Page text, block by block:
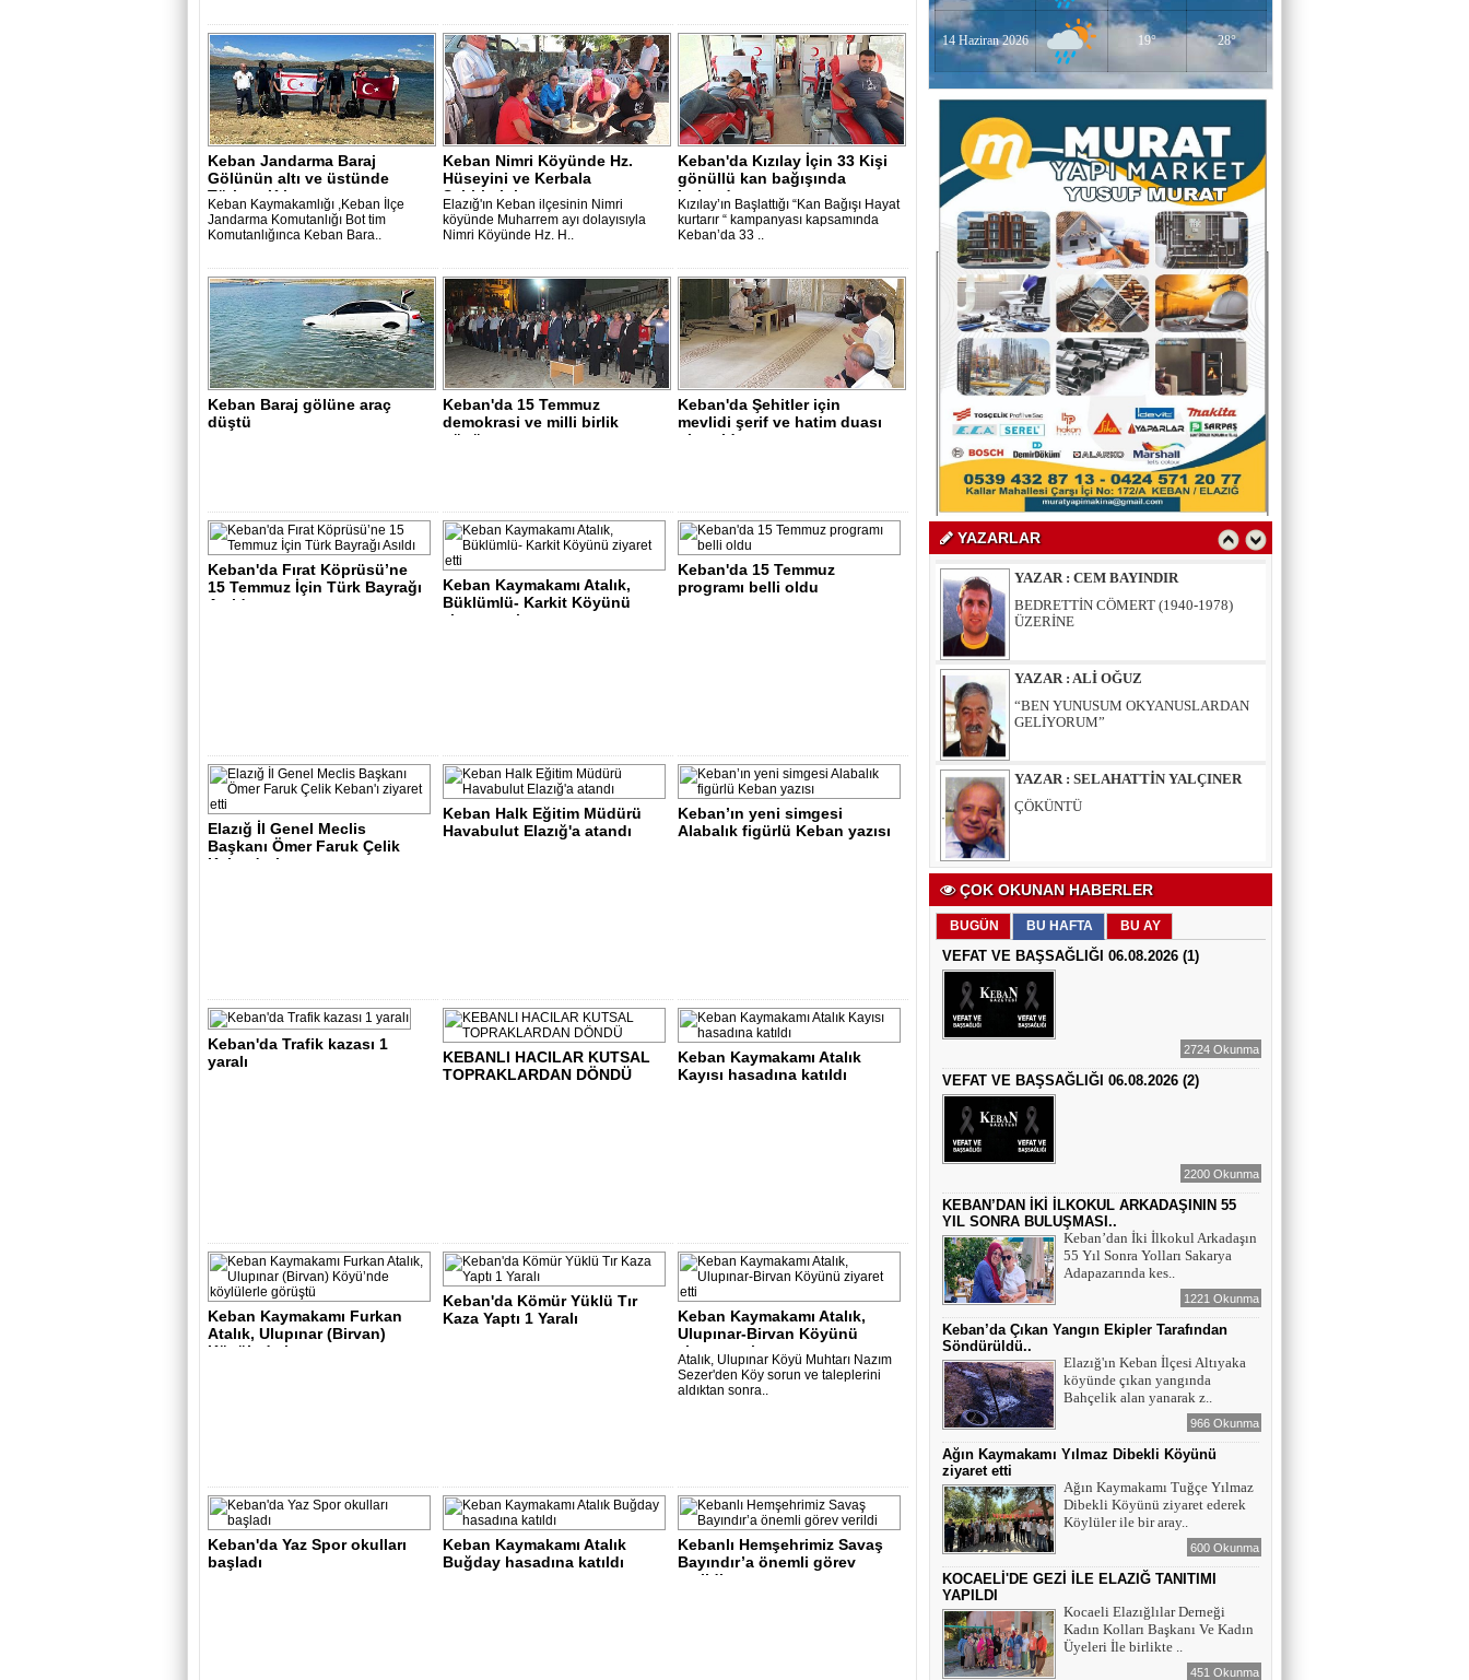
14 Haziran 2026 19° 28°
YAZARLAR
YAZAR-ŞAİR MİRAÇ DOĞAN
Mavi Işık İnsanları
EĞİTİMCİ-YAZAR TUNER
YERLİKAYA
ENGELLİ İNSANLARIN ENGELLİ
YERİNE FAZLA BAKMAK
EĞİTİMCİ - YAZAR : MİDRAN YOKUŞ
DİKİLİ TAŞLAR - 8
EĞİTİMCİ - YAZAR : PROF.DR.
RAMAZAN DEMİR
Gazi Paşa’nın Açtığı Yolda Dünya
Şampiyonluğu
YAZAR : CEM BAYINDIR
BEDRETTİN CÖMERT (1940-1978)
ÜZERİNE
YAZAR : ALİ OĞUZ
“BEN YUNUSUM OKYANUSLARDAN
YAZAR : SELAHATTİN YALÇINER
ÇÖKÜNTÜ
YAZAR : AV.LEVENT BİLGİN
HALK ŞAİRİ : AHMET DEMİR
KEBAN’A YOLCULUK
ŞAİR : İSMAİL HAKKI BURAN
YETERLİDİR
EĞİTİMCİ - ŞAİR : MUSTAFA ERGAN
KADIN VAR
EĞİTİMCİ - ŞAİR : FEVZİ ÖZDEMİR
EDEP
ŞAİR : SELAMİ DOLU
ŞİİRLERİN HER SATIRINDA SEN VARSIN
EĞİTİMCİ - YAZAR : MEHMET
YILMAZ
HIZIR VE İLYAS: UMUDUN, BEREKETİN
EĞİTİMCİ - ŞAİR - YAZAR : SÜNDÜS
ARSLAN AKÇA
SUÇ SAMUR KÜRK OLSA
AZERBAYCANLI GAZETECİ-YAZAR
GUNAY RZAYEVA
Maral Rahmanzadeh - Azerbaycan'ın İlk
Profesyonel Kadın Ressamı
ÇOK OKUNAN HABERLER
BUGÜN BU HAFTA BU AY
VEFAT VE BAŞSAĞLIĞI 06.08.2026 (1)
2724 Okunma
VEFAT VE BAŞSAĞLIĞI 06.08.2026 (2)
2200 Okunma
KEBAN’DAN İKİ İLKOKUL ARKADAŞININ 55
YIL SONRA BULUŞMASI..
Keban’dan İki İlkokul Arkadaşın
55 Yıl Sonra Yolları Sakarya
Adapazarında kes..
1221 Okunma
Keban’da Çıkan Yangın Ekipler Tarafından
Söndürüldü..
Elazığ'ın Keban İlçesi Altıyaka
köyünde çıkan yangında
Bahçelik alan yanarak z..
966 Okunma
Ağın Kaymakamı Yılmaz Dibekli Köyünü
ziyaret etti
Ağın Kaymakamı Tuğçe Yılmaz
Dibekli Köyünü ziyaret ederek
Köylüler ile bir aray..
600 Okunma
KOCAELİ'DE GEZİ İLE ELAZIĞ TANITIMI
YAPILDI
Kocaeli Elazığlılar Derneği
Kadın Kolları Başkanı Ve Kadın
Üyeleri İle birlikte ..
451 Okunma
Keban Jandarma Baraj
Gölünün altı ve üstünde
Türk ve Kıbrıs ..
Keban Kaymakamlığı ,Keban İlçe
Jandarma Komutanlığı Bot tim
Komutanlığınca Keban Bara..
Keban Nimri Köyünde Hz.
Hüseyini ve Kerbala
Şehitlerini anma..
Elazığ'ın Keban ilçesinin Nimri
köyünde Muharrem ayı dolayısıyla
Nimri Köyünde Hz. H..
Keban'da Kızılay İçin 33 Kişi
gönüllü kan bağışında
bulundu..
Kızılay’ın Başlattığı “Kan Bağışı Hayat
kurtarır “ kampanyası kapsamında
Keban’da 33 ..
Keban Baraj gölüne araç
düştü
Keban'da 15 Temmuz
demokrasi ve milli birlik
günü gece prog..
Keban'da Şehitler için
mevlidi şerif ve hatim duası
okutuldu..
Keban'da Fırat Köprüsü’ne
15 Temmuz İçin Türk Bayrağı
Asıldı..
Keban Kaymakamı Atalık,
Büklümlü- Karkit Köyünü
ziyaret etti..
Keban'da 15 Temmuz
programı belli oldu
Elazığ İl Genel Meclis
Başkanı Ömer Faruk Çelik
Keban'ı ziya..
Keban Halk Eğitim Müdürü
Havabulut Elazığ'a atandı
Keban’ın yeni simgesi
Alabalık figürlü Keban yazısı
Keban'da Trafik kazası 1
yaralı
KEBANLI HACILAR KUTSAL
TOPRAKLARDAN DÖNDÜ
Keban Kaymakamı Atalık
Kayısı hasadına katıldı
Keban Kaymakamı Furkan
Atalık, Ulupınar (Birvan)
Köyü’nde k..
Keban'da Kömür Yüklü Tır
Kaza Yaptı 1 Yaralı
Keban Kaymakamı Atalık,
Ulupınar-Birvan Köyünü
ziyaret etti..
Atalık, Ulupınar Köyü Muhtarı Nazım
Sezer'den Köy sorun ve taleplerini
aldıktan sonra..
Keban'da Yaz Spor okulları
başladı
Keban Kaymakamı Atalık
Buğday hasadına katıldı
Kebanlı Hemşehrimiz Savaş
Bayındır’a önemli görev
verildi..